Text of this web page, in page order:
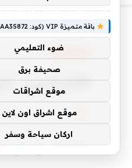
أخبار رياضية
هارتس:
بواسطة SHJ4ALL 25 يونيو، 2026
شاركها
باقة متميزة VIP (كود: AA35872):
ضوء التعليمي
صحيفة برق
موقع اشراقات
موقع اشراق اون لاين
اركان سياحة وسفر